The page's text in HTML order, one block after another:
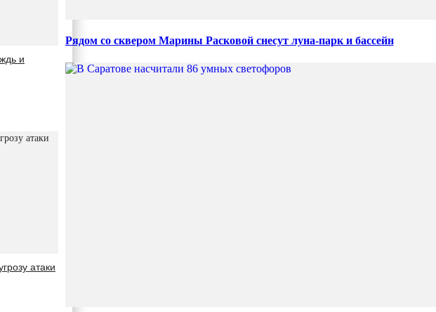
и
атаки
Рядом со сквером Марины Расковой снесут луна-парк и бассейн